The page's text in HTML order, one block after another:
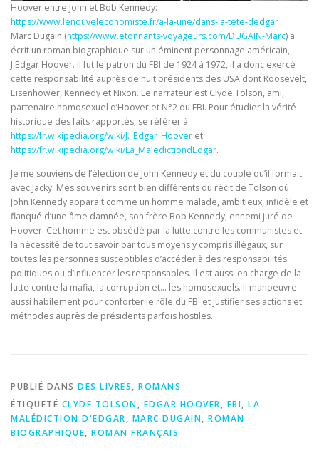
Hoover entre John et Bob Kennedy:
https://www.lenouveleconomiste.fr/a-la-une/dans-la-tete-dedgar
Marc Dugain (https://www.etonnants-voyageurs.com/DUGAIN-Marc) a
écrit un roman biographique sur un éminent personnage américain,
J.Edgar Hoover. Il fut le patron du FBI de 1924 à 1972, il a donc exercé
cette responsabilité auprès de huit présidents des USA dont Roosevelt,
Eisenhower, Kennedy et Nixon. Le narrateur est Clyde Tolson, ami,
partenaire homosexuel d’Hoover et N°2 du FBI. Pour étudier la vérité
historique des faits rapportés, se référer à:
https://fr.wikipedia.org/wiki/J._Edgar_Hoover et
https://fr.wikipedia.org/wiki/La_MaledictiondEdgar.
Je me souviens de l’élection de John Kennedy et du couple qu’il formait
avec Jacky. Mes souvenirs sont bien différents du récit de Tolson où
John Kennedy apparait comme un homme malade, ambitieux, infidèle et
flanqué d’une âme damnée, son frère Bob Kennedy, ennemi juré de
Hoover. Cet homme est obsédé par la lutte contre les communistes et
la nécessité de tout savoir par tous moyens y compris illégaux, sur
toutes les personnes susceptibles d’accéder à des responsabilités
politiques ou d’influencer les responsables. Il est aussi en charge de la
lutte contre la mafia, la corruption et… les homosexuels. Il manoeuvre
aussi habilement pour conforter le rôle du FBI et justifier ses actions et
méthodes auprès de présidents parfois hostiles.
PUBLIÉ DANS DES LIVRES, ROMANS
ÉTIQUETÉ CLYDE TOLSON, EDGAR HOOVER, FBI, LA
MALÉDICTION D'EDGAR, MARC DUGAIN, ROMAN
BIOGRAPHIQUE, ROMAN FRANÇAIS